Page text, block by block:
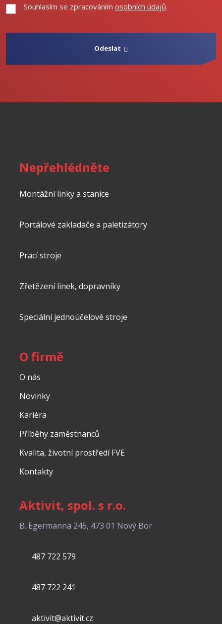
Souhlasím
Souhlasím se zpracováním osobních údajů.
Odeslat
nepodařilo
Nepřehlédněte
Montážní linky a stanice
Portálové zakladače a paletizátory
Prací stroje
Zřetězení linek, dopravníky
Speciální jednoúčelové stroje
O firmě
O nás
Novinky
Kariéra
Příběhy zaměstnanců
Kvalita, životní prostředí FVE
Kontakty
Aktivit, spol. s r.o.
B. Egermanna 245, 473 01 Nový Bor
487 722 579
487 722 241
aktivit@aktivit.cz